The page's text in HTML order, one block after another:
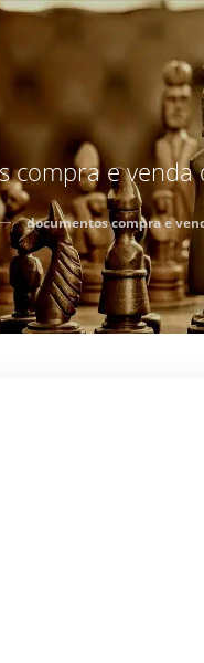
compra e venda
documentos compra e